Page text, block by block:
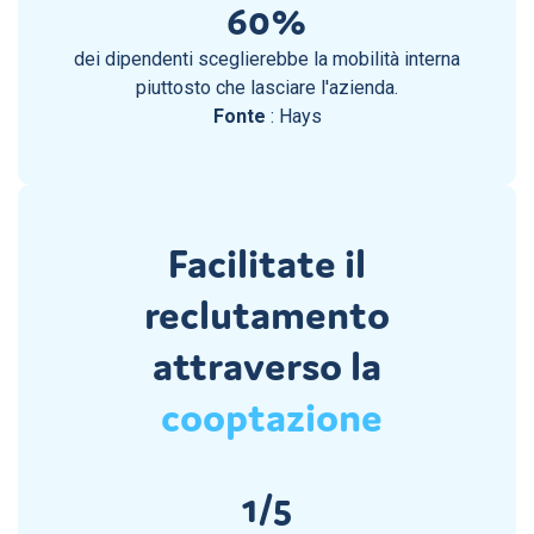
60%
dei dipendenti sceglierebbe la mobilità interna
piuttosto che lasciare l'azienda.
Fonte : Hays
Facilitate il
reclutamento
attraverso la
cooptazione
1/5